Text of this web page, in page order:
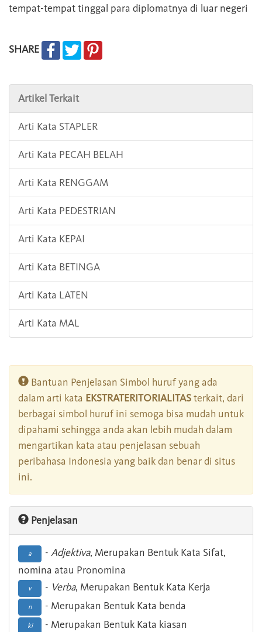
tempat-tempat tinggal para diplomatnya di luar negeri
SHARE
Artikel Terkait
Arti Kata STAPLER
Arti Kata PECAH BELAH
Arti Kata RENGGAM
Arti Kata PEDESTRIAN
Arti Kata KEPAI
Arti Kata BETINGA
Arti Kata LATEN
Arti Kata MAL
Bantuan Penjelasan Simbol huruf yang ada
dalam arti kata EKSTRATERITORIALITASterkait, dari
berbagai simbol huruf ini semoga bisa mudah untuk
dipahami sehingga anda akan lebih mudah dalam
mengartikan kata atau penjelasan sebuah
peribahasa Indonesia yang baik dan benar di situs
ini.
Penjelasan
a - Adjektiva, Merupakan Bentuk Kata Sifat,
nomina atau Pronomina
v - Verba, Merupakan Bentuk Kata Kerja
n - Merupakan Bentuk Kata benda
ki - Merupakan Bentuk Kata kiasan